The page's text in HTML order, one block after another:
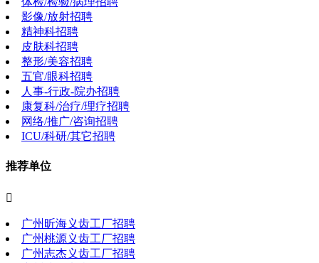
影像/放射招聘
精神科招聘
皮肤科招聘
整形/美容招聘
五官/眼科招聘
人事-行政-院办招聘
康复科/治疗/理疗招聘
网络/推广/咨询招聘
ICU/科研/其它招聘
推荐单位

广州昕海义齿工厂招聘
广州桃源义齿工厂招聘
广州志杰义齿工厂招聘